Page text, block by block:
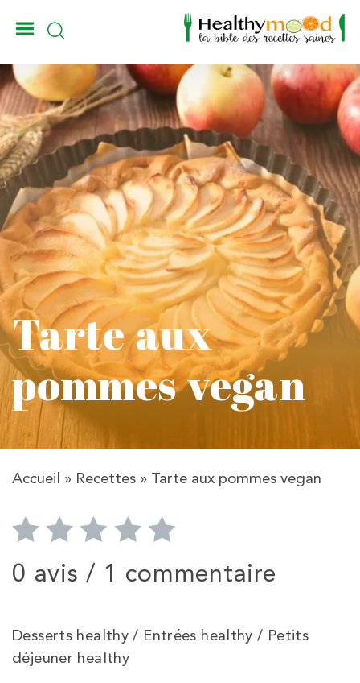
Tarte aux
pommes vegan
Accueil » Recettes » Tarte aux pommes vegan
0 avis / 1 commentaire
Desserts healthy / Entrées healthy / Petits
déjeuner healthy